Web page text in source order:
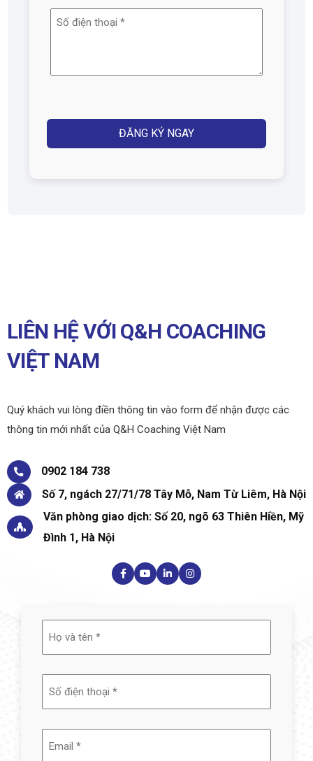
(Required)
Số
LIÊN HỆ VỚI Q&H COACHING
VIỆT NAM
Quý khách vui lòng điền thông tin vào form để nhận được các
thông tin mới nhất của Q&H Coaching Việt Nam
0902 184 738
Số 7, ngách 27/71/78 Tây Mỗ, Nam Từ Liêm, Hà Nội
Văn phòng giao dịch: Số 20, ngõ 63 Thiên Hiền, Mỹ
Đình 1, Hà Nội
(Required)